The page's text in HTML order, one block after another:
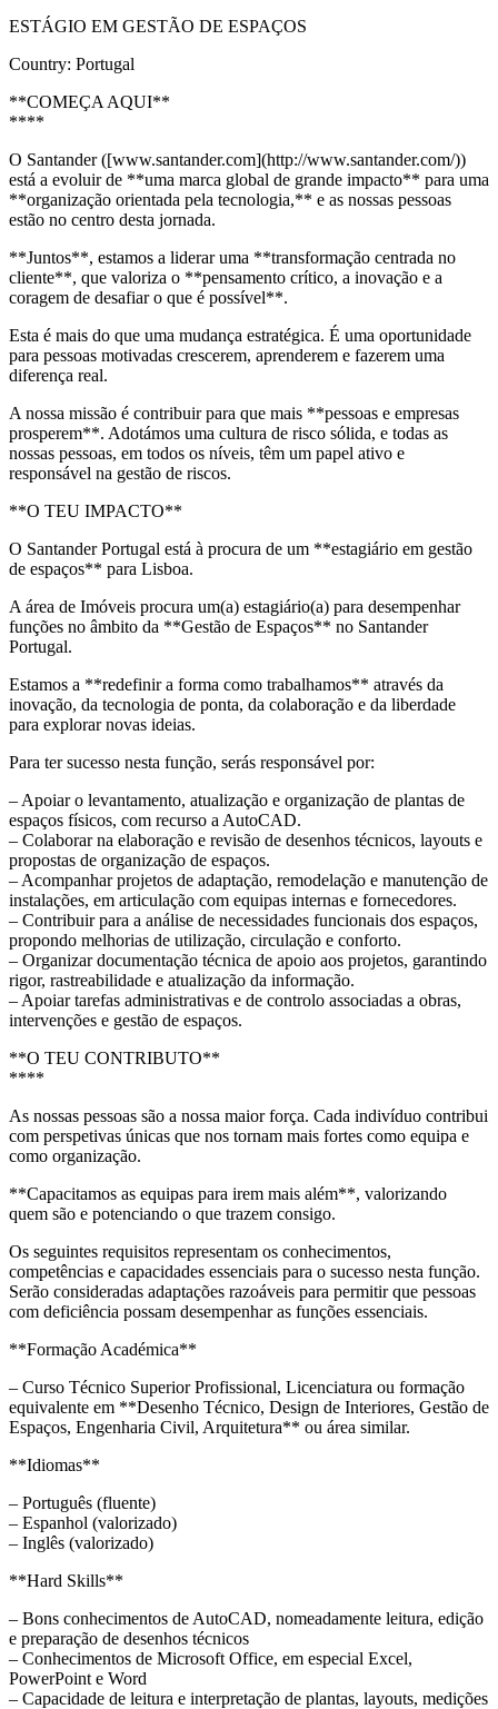
ESTÁGIO EM GESTÃO DE ESPAÇOS
Country: Portugal
**COMEÇA AQUI**
****
O Santander ([www.santander.com](http://www.santander.com/))
está a evoluir de **uma marca global de grande impacto** para uma
**organização orientada pela tecnologia,** e as nossas pessoas
estão no centro desta jornada.
**Juntos**, estamos a liderar uma **transformação centrada no
cliente**, que valoriza o **pensamento crítico, a inovação e a
coragem de desafiar o que é possível**.
Esta é mais do que uma mudança estratégica. É uma oportunidade
para pessoas motivadas crescerem, aprenderem e fazerem uma
diferença real.
A nossa missão é contribuir para que mais **pessoas e empresas
prosperem**. Adotámos uma cultura de risco sólida, e todas as
nossas pessoas, em todos os níveis, têm um papel ativo e
responsável na gestão de riscos.
**O TEU IMPACTO**
O Santander Portugal está à procura de um **estagiário em gestão
de espaços** para Lisboa.
A área de Imóveis procura um(a) estagiário(a) para desempenhar
funções no âmbito da **Gestão de Espaços** no Santander
Portugal.
Estamos a **redefinir a forma como trabalhamos** através da
inovação, da tecnologia de ponta, da colaboração e da liberdade
para explorar novas ideias.
Para ter sucesso nesta função, serás responsável por:
– Apoiar o levantamento, atualização e organização de plantas de
espaços físicos, com recurso a AutoCAD.
– Colaborar na elaboração e revisão de desenhos técnicos, layouts e
propostas de organização de espaços.
– Acompanhar projetos de adaptação, remodelação e manutenção de
instalações, em articulação com equipas internas e fornecedores.
– Contribuir para a análise de necessidades funcionais dos espaços,
propondo melhorias de utilização, circulação e conforto.
– Organizar documentação técnica de apoio aos projetos, garantindo
rigor, rastreabilidade e atualização da informação.
– Apoiar tarefas administrativas e de controlo associadas a obras,
intervenções e gestão de espaços.
**O TEU CONTRIBUTO**
****
As nossas pessoas são a nossa maior força. Cada indivíduo contribui
com perspetivas únicas que nos tornam mais fortes como equipa e
como organização.
**Capacitamos as equipas para irem mais além**, valorizando
quem são e potenciando o que trazem consigo.
Os seguintes requisitos representam os conhecimentos,
competências e capacidades essenciais para o sucesso nesta função.
Serão consideradas adaptações razoáveis para permitir que pessoas
com deficiência possam desempenhar as funções essenciais.
**Formação Académica**
– Curso Técnico Superior Profissional, Licenciatura ou formação
equivalente em **Desenho Técnico, Design de Interiores, Gestão de
Espaços, Engenharia Civil, Arquitetura** ou área similar.
**Idiomas**
– Português (fluente)
– Espanhol (valorizado)
– Inglês (valorizado)
**Hard Skills**
– Bons conhecimentos de AutoCAD, nomeadamente leitura, edição
e preparação de desenhos técnicos
– Conhecimentos de Microsoft Office, em especial Excel,
PowerPoint e Word
– Capacidade de leitura e interpretação de plantas, layouts, medições